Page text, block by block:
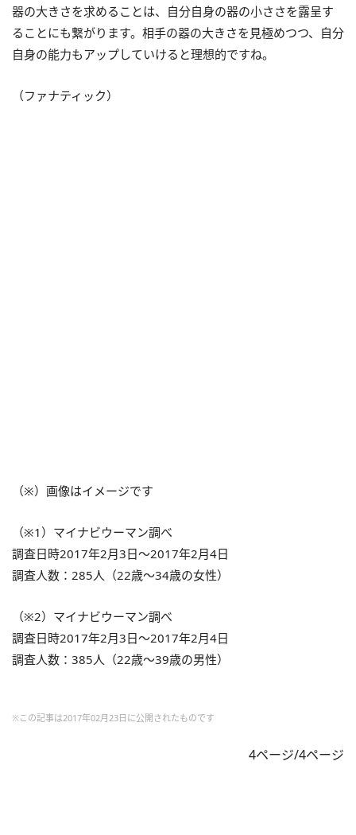
器の大きさを求めることは、自分自身の器の小ささを露呈す
ることにも繋がります。相手の器の大きさを見極めつつ、自分
自身の能力もアップしていけると理想的ですね。
（ファナティック）
（※）画像はイメージです
（※1）マイナビウーマン調べ
調査日時2017年2月3日～2017年2月4日
調査人数：285人（22歳～34歳の女性）
（※2）マイナビウーマン調べ
調査日時2017年2月3日～2017年2月4日
調査人数：385人（22歳～39歳の男性）
※この記事は2017年02月23日に公開されたものです
4ページ/4ページ